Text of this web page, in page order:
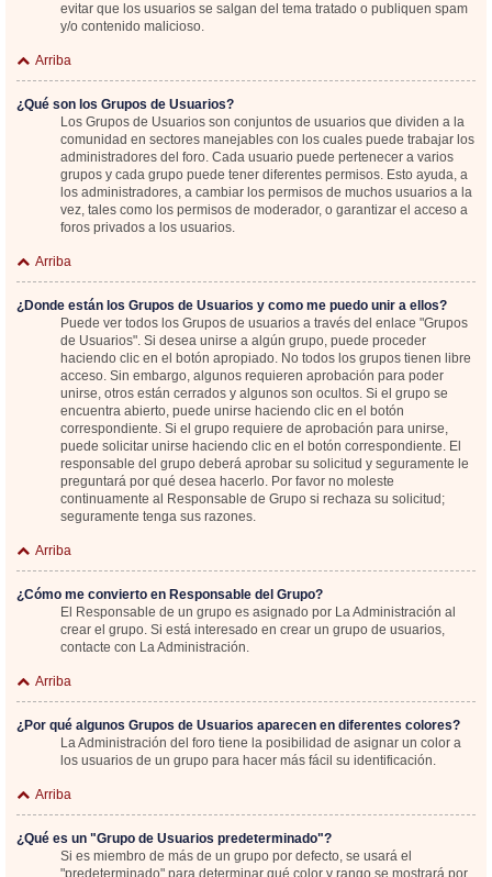
evitar que los usuarios se salgan del tema tratado o publiquen spam
y/o contenido malicioso.
Arriba
¿Qué son los Grupos de Usuarios?
Los Grupos de Usuarios son conjuntos de usuarios que dividen a la
comunidad en sectores manejables con los cuales puede trabajar los
administradores del foro. Cada usuario puede pertenecer a varios
grupos y cada grupo puede tener diferentes permisos. Esto ayuda, a
los administradores, a cambiar los permisos de muchos usuarios a la
vez, tales como los permisos de moderador, o garantizar el acceso a
foros privados a los usuarios.
Arriba
¿Donde están los Grupos de Usuarios y como me puedo unir a ellos?
Puede ver todos los Grupos de usuarios a través del enlace "Grupos
de Usuarios". Si desea unirse a algún grupo, puede proceder
haciendo clic en el botón apropiado. No todos los grupos tienen libre
acceso. Sin embargo, algunos requieren aprobación para poder
unirse, otros están cerrados y algunos son ocultos. Si el grupo se
encuentra abierto, puede unirse haciendo clic en el botón
correspondiente. Si el grupo requiere de aprobación para unirse,
puede solicitar unirse haciendo clic en el botón correspondiente. El
responsable del grupo deberá aprobar su solicitud y seguramente le
preguntará por qué desea hacerlo. Por favor no moleste
continuamente al Responsable de Grupo si rechaza su solicitud;
seguramente tenga sus razones.
Arriba
¿Cómo me convierto en Responsable del Grupo?
El Responsable de un grupo es asignado por La Administración al
crear el grupo. Si está interesado en crear un grupo de usuarios,
contacte con La Administración.
Arriba
¿Por qué algunos Grupos de Usuarios aparecen en diferentes colores?
La Administración del foro tiene la posibilidad de asignar un color a
los usuarios de un grupo para hacer más fácil su identificación.
Arriba
¿Qué es un "Grupo de Usuarios predeterminado"?
Si es miembro de más de un grupo por defecto, se usará el
"predeterminado" para determinar qué color y rango se mostrará por